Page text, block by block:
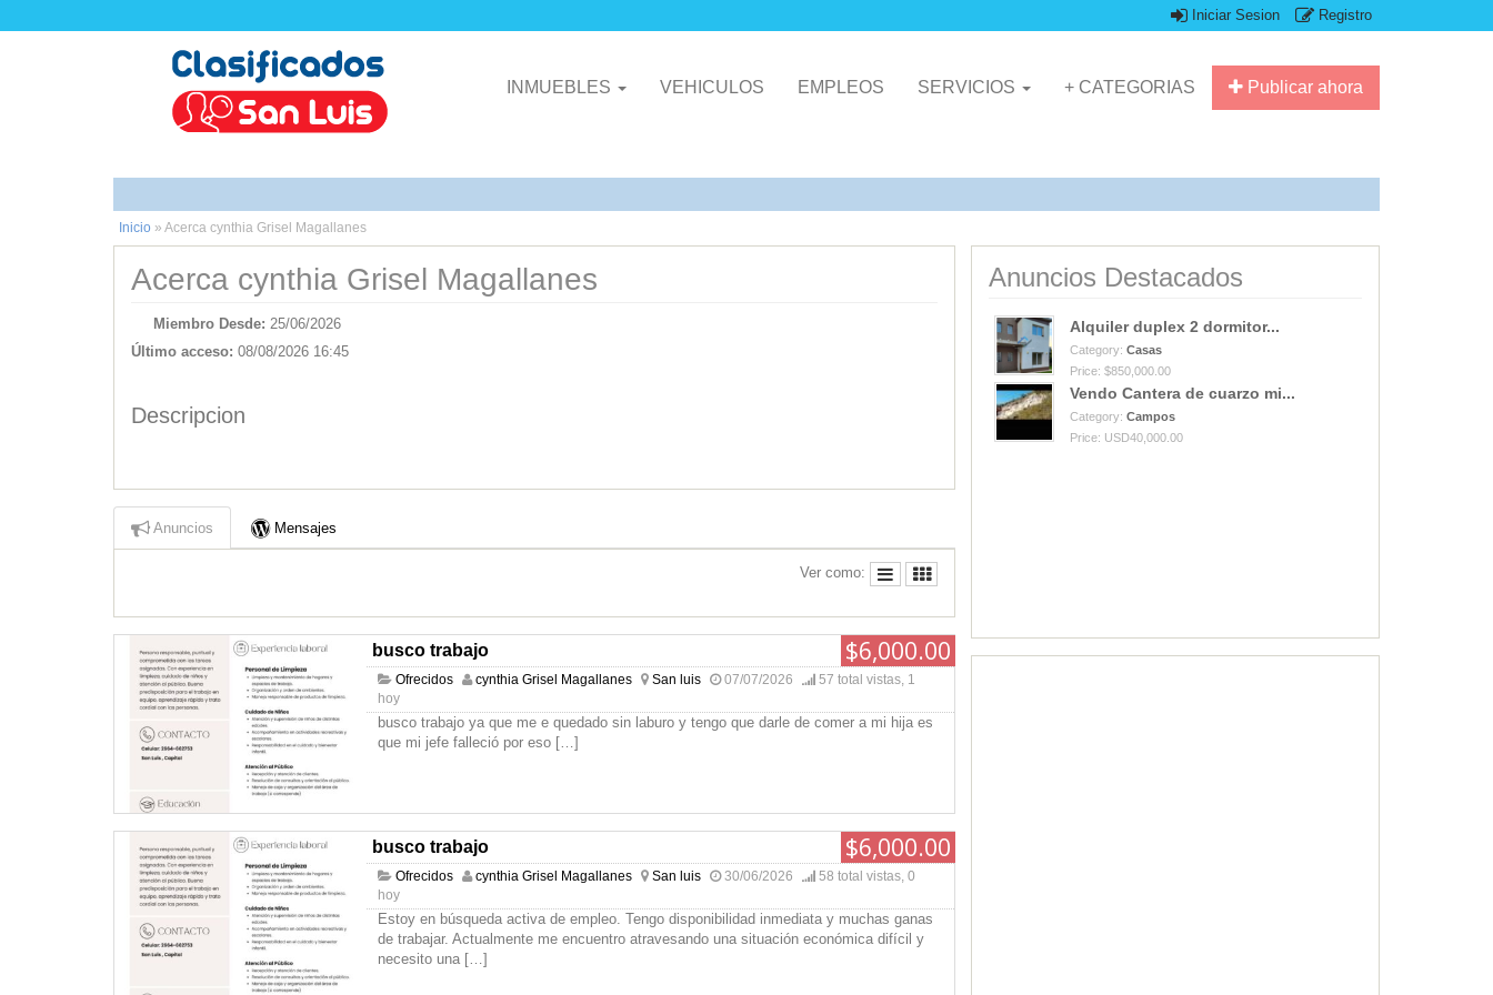
Iniciar Sesion Registro
Publicar ahora
INMUEBLES VEHICULOS EMPLEOS SERVICIOS + CATEGORIAS
Inicio » Acerca cynthia Grisel Magallanes
Acerca cynthia Grisel Magallanes
Miembro Desde: 25/06/2026
Último acceso: 08/08/2026 16:45
Descripcion
Anuncios Mensajes
Ver como:
$6,000.00
busco trabajo
Ofrecidos cynthia Grisel Magallanes San luis 07/07/2026
57 total vistas, 1
hoy
busco trabajo ya que me e quedado sin laburo y tengo que darle de comer a mi hija es
que mi jefe falleció por eso […]
$6,000.00
busco trabajo
Ofrecidos cynthia Grisel Magallanes San luis 30/06/2026
58 total vistas, 0
hoy
Estoy en búsqueda activa de empleo. Tengo disponibilidad inmediata y muchas ganas
de trabajar. Actualmente me encuentro atravesando una situación económica difícil y
necesito una […]
Anuncios Destacados
Alquiler duplex 2 dormitor...
Category: Casas
Price: $850,000.00
Vendo Cantera de cuarzo mi...
Category: Campos
Price: USD40,000.00